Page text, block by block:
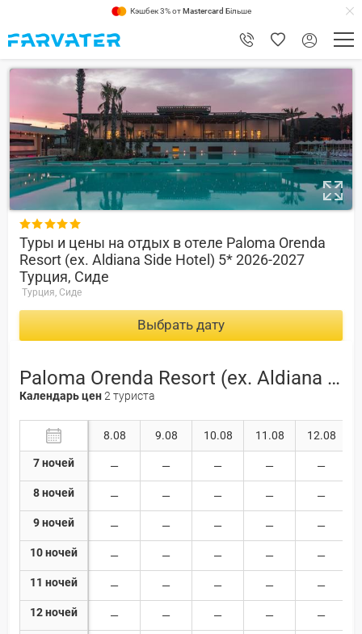
Кэшбек 3% отMastercard Більше

Туры и цены на отдых в отеле Paloma Orenda
Resort (ex. Aldiana Side Hotel) 5* 2026-2027
Турция, Сиде
Турция, Сиде
Выбрать дату
Paloma Orenda Resort (ex. Aldiana Side Hotel) 5*
Календарь цен2 туриста
7 ночей
8 ночей
9 ночей
10 ночей
11 ночей
12 ночей
8.08 9.08 10.08 11.08 12.08